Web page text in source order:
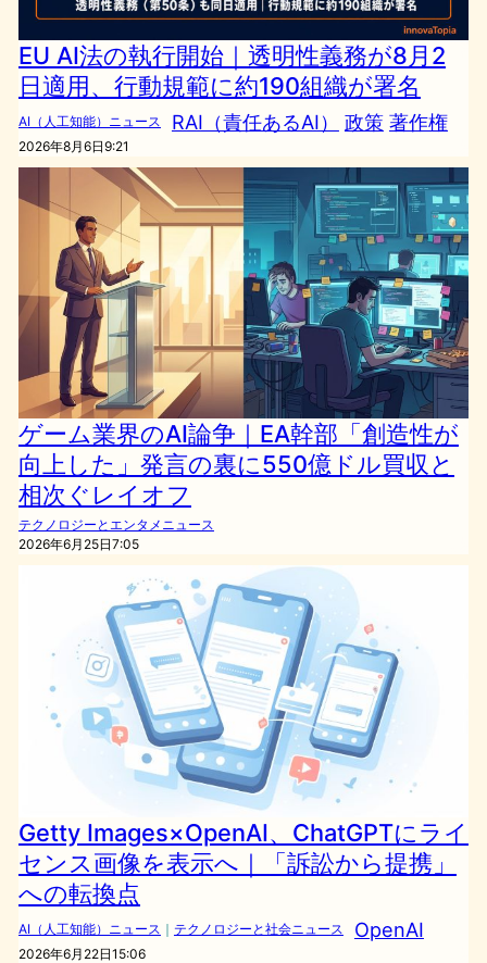
EU AI法の執行開始｜透明性義務が8月2
日適用、行動規範に約190組織が署名
AI（人工知能）ニュース RAI（責任あるAI） 政策 著作権
2026年8月6日9:21
ゲーム業界のAI論争｜EA幹部「創造性が
向上した」発言の裏に550億ドル買収と
相次ぐレイオフ
テクノロジーとエンタメニュース
2026年6月25日7:05
Getty Images×OpenAI、ChatGPTにライ
センス画像を表示へ｜「訴訟から提携」
への転換点
AI（人工知能）ニュース ｜ テクノロジーと社会ニュース OpenAI
2026年6月22日15:06